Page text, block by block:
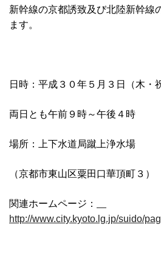
新幹線の京都誘致及び北陸新幹線
ます。
日時：平成３０年５月３日（木・
両日とも午前９時～午後４時
場所：上下水道局蹴上浄水場
（京都市東山区粟田口華頂町３）
関連ホームページ：
http://www.city.kyoto.lg.jp/suido/